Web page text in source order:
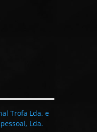
Trofa Lda. e
Lda.